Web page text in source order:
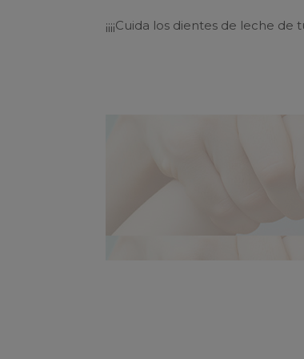
¡¡¡¡Cuida los dientes de leche